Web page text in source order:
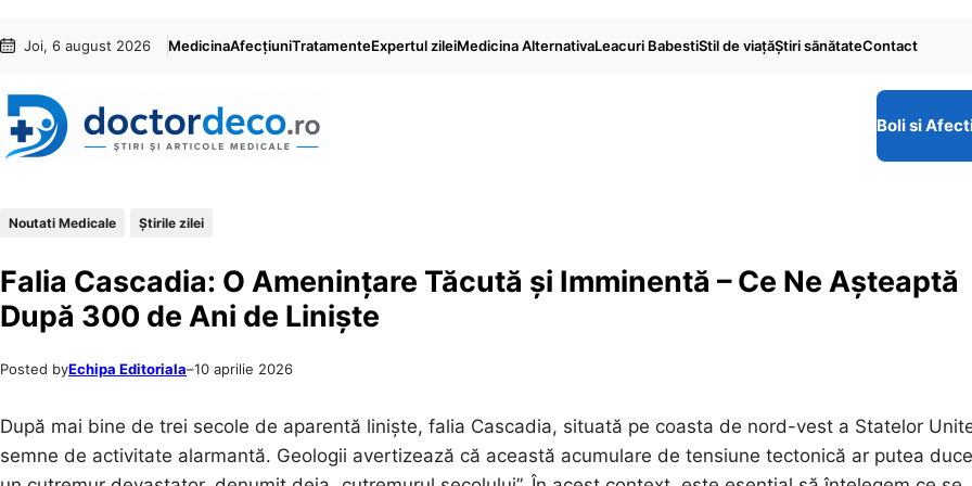
conținut
content
Joi, 6 august 2026 MedicinaAfecțiuniTratamenteExpertul zileiMedicina AlternativaLeacuri BabestiStil de viaţăŞtiri sănătateContact
Boli si
Noutati Medicale Știrile zilei
Falia Cascadia: O Amenințare Tăcută și Imminentă – Ce Ne Așteaptă
După 300 de Ani de Liniște
Posted byEchipa Editoriala–10 aprilie 2026
După mai bine de trei secole de aparentă liniște, falia Cascadia, situată pe coasta de nord-vest a Statelor
semne de activitate alarmantă. Geologii avertizează că această acumulare de tensiune tectonică ar putea